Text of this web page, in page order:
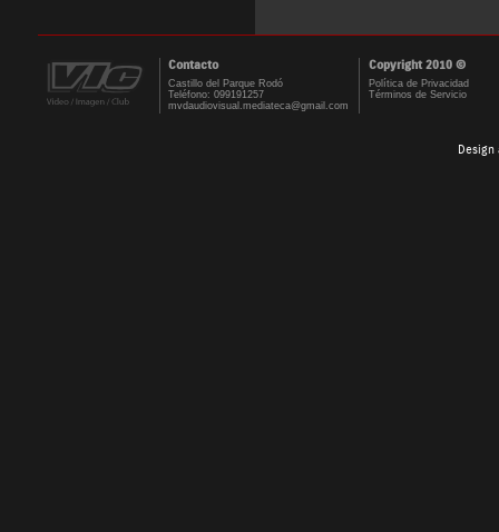
Contacto Copyright 2010 ©
Castillo del Parque Rodó
Teléfono: 099191257
mvdaudiovisual.mediateca@gmail.com
Política de Privacidad
Términos de Servicio